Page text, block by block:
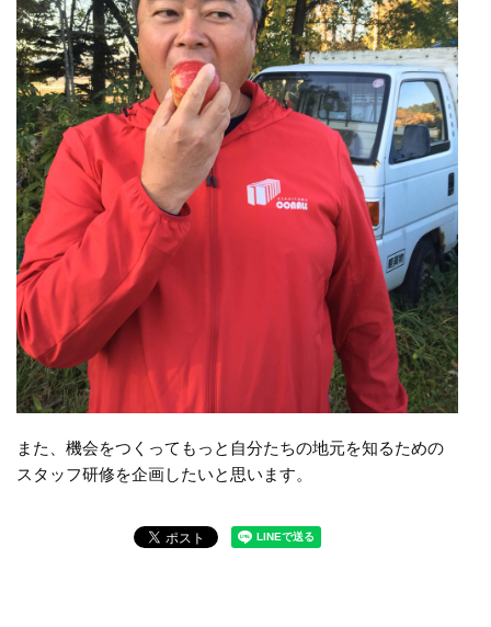
また、機会をつくってもっと自分たちの地元を知るための
スタッフ研修を企画したいと思います。